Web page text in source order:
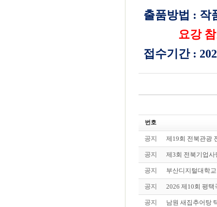
출품방법 : 작
요강 참
접수기간 :
번호
공지 제19회 전북관광
공지 제3회 전북기업사
공지 부산디지털대학
공지 2026 제10회 평택
공지 남원 새집추어탕